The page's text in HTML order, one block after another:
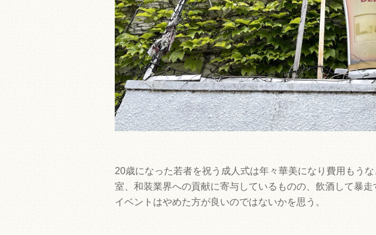
20歳になった若者を祝う成人式は年々華美になり費用もう
室、和装業界への貢献に寄与しているものの、飲酒して暴
イベントはやめた方が良いのではないかを思う。